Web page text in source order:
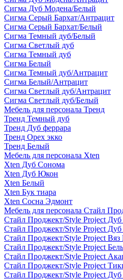
Сигма Дуб Модена/Белый
Сигма Серый Бархат/Антрацит
Сигма Серый Бархат/Белый
Сигма Темный дуб/Белый
Сигма Светлый дуб
Сигма Темный дуб
Сигма Белый
Сигма Темный дуб/Антрацит
Сигма Белый/Антрацит
Сигма Светлый дуб/Антрацит
Сигма Светлый дуб/Белый
Мебель для персонала Тренд
Тренд Темный дуб
Тренд Дуб феррара
Тренд Орех экко
Тренд Белый
Мебель для персонала Xten
Xten Дуб Сонома
Xten Дуб Юкон
Xten Белый
Xten Бук тиара
Xten Сосна Эдмонт
Мебель для персонала Стайл
Стайл Проджект/Style Project
Стайл Проджект/Style Project
Стайл Проджект/Style Project
Стайл Проджект/Style Project
Стайл Проджект/Style Project
Стайл Проджект/Style Project
Стайл Проджект/Style Project Дуб